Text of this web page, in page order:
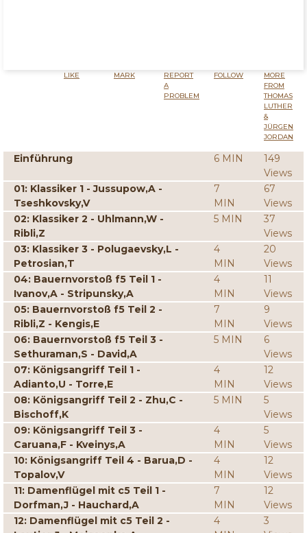
LIKE MARK
REPORT
A
PROBLEM
FOLLOW
MORE
FROM
THOMAS
LUTHER
&
JÜRGEN
JORDAN
Einführung 6 MIN
149
Views
01: Klassiker 1 - Jussupow,A -
Tseshkovsky,V
7
MIN
67
Views
02: Klassiker 2 - Uhlmann,W -
Ribli,Z
5 MIN
37
Views
03: Klassiker 3 - Polugaevsky,L -
Petrosian,T
4
MIN
20
Views
04: Bauernvorstoß f5 Teil 1 -
Ivanov,A - Stripunsky,A
4
MIN
11
Views
05: Bauernvorstoß f5 Teil 2 -
Ribli,Z - Kengis,E
7
MIN
9
Views
06: Bauernvorstoß f5 Teil 3 -
Sethuraman,S - David,A
5 MIN
6
Views
07: Königsangriff Teil 1 -
Adianto,U - Torre,E
4
MIN
12
Views
08: Königsangriff Teil 2 - Zhu,C -
Bischoff,K
5 MIN
5
Views
09: Königsangriff Teil 3 -
Caruana,F - Kveinys,A
4
MIN
5
Views
10: Königsangriff Teil 4 - Barua,D -
Topalov,V
4
MIN
12
Views
11: Damenflügel mit c5 Teil 1 -
Dorfman,J - Hauchard,A
7
MIN
12
Views
12: Damenflügel mit c5 Teil 2 -
4
3